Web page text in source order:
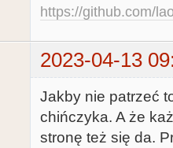
https://github.com/
2023-04-13
Jakby nie patrzeć
chińczyka. A że
stronę też się da.